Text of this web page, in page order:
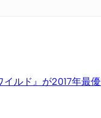
イルド』が2017年最